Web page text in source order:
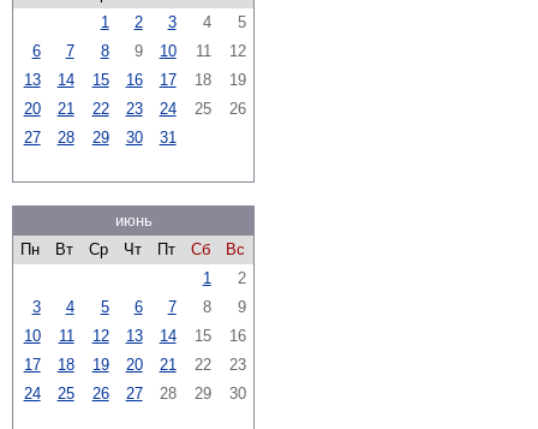
1
2 3 4
5
6
7 8 9 10 11
12
13
14 15 16 17 18
19
20
21 22 23 24 25
26
27
28 29 30 31
июнь
Пн
Вт Ср Чт Пт Сб
Вс
1
2
3
4 5 6 7 8
9
10
11 12 13 14 15
16
17
18 19 20 21 22
23
24
25 26 27 28 29 30